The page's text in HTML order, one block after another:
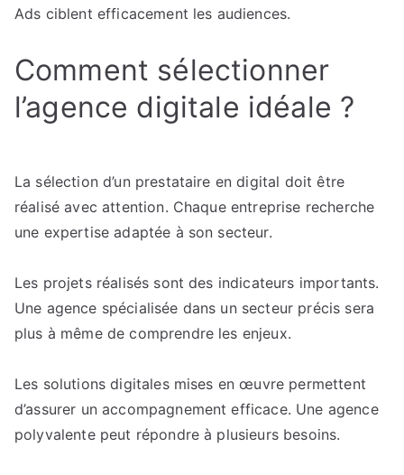
Ads ciblent efficacement les audiences.
Comment sélectionner
l’agence digitale idéale ?
La sélection d’un prestataire en digital doit être
réalisé avec attention. Chaque entreprise recherche
une expertise adaptée à son secteur.
Les projets réalisés sont des indicateurs importants.
Une agence spécialisée dans un secteur précis sera
plus à même de comprendre les enjeux.
Les solutions digitales mises en œuvre permettent
d’assurer un accompagnement efficace. Une agence
polyvalente peut répondre à plusieurs besoins.